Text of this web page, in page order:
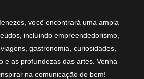
você encontrará uma ampla
incluindo empreendedorismo,
gastronomia, curiosidades,
e as profundezas das artes. Venha
na comunicação do bem!